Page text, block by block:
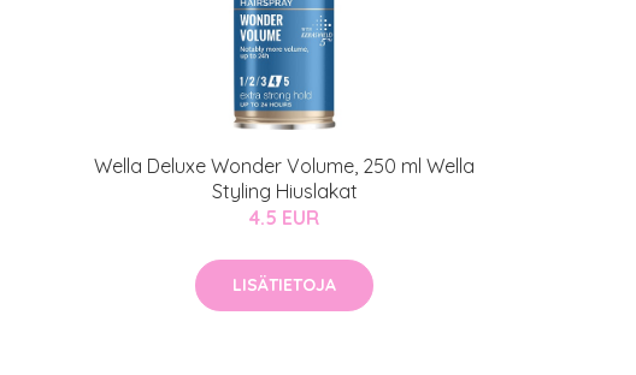
Wella Deluxe Wonder Volume, 250 ml Wella
Styling Hiuslakat
4.5 EUR
LISÄTIETOJA